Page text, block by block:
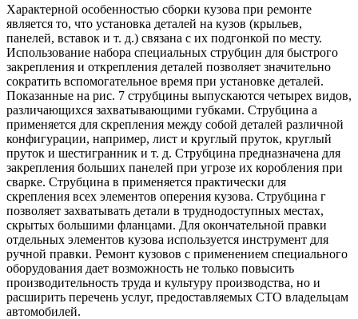
Характерной особенностью сборки кузова при ремонте
является то, что установка деталей на кузов (крыльев,
панелей, вставок и т. д.) связана с их подгонкой по месту.
Использование набора специальных струбцин для быстрого
закрепления и открепления деталей позволяет значительно
сократить вспомогательное время при установке деталей.
Показанные на рис. 7 струбцины выпускаются четырех видов,
различающихся захватывающими губками. Струбцина а
применяется для скрепления между собой деталей различной
конфигурации, например, лист и круглый пруток, круглый
пруток и шестигранник и т. д. Струбцина предназначена для
закрепления больших панелей при угрозе их коробления при
сварке. Струбцина в применяется практически для
скрепления всех элементов оперения кузова. Струбцина г
позволяет захватывать детали в труднодоступных местах,
скрытых большими фланцами. Для окончательной правки
отдельных элементов кузова используется инструмент для
ручной правки. Ремонт кузовов с применением специального
оборудования дает возможность не только повысить
производительность труда и культуру производства, но и
расширить перечень услуг, предоставляемых СТО владельцам
автомобилей.